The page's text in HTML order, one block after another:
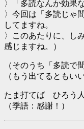
〉「多読なんか効果
〉今回は「多読じゃ
してますね。
〉このあたりに、し
感じますね。）
（そのうち「多読で
（もう出てるともい
たま打てば ひろう
（季語：感謝！）